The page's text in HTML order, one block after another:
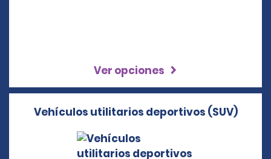
Ver opciones
Vehículos utilitarios deportivos (SUV)